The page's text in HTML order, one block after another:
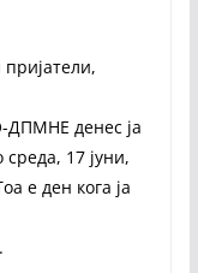
ДПМНЕ денес ја
17 јуни,
е ден кога ја